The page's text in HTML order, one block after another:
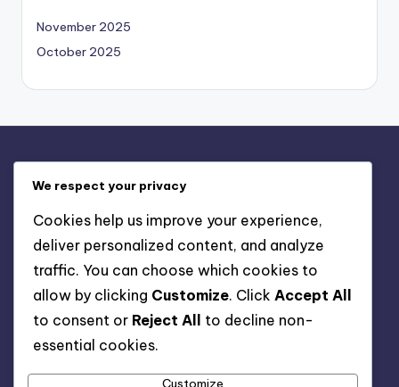
November 2025
October 2025
Contáctanos
Cookies y seguimiento
Quiénes Somos
Términos y Condiciones
We respect your privacy
Cookies help us improve your experience,
deliver personalized content, and analyze
traffic. You can choose which cookies to
allow by clicking Customize. Click Accept All
to consent or Reject All
to decline non-
essential cookies.
Customize